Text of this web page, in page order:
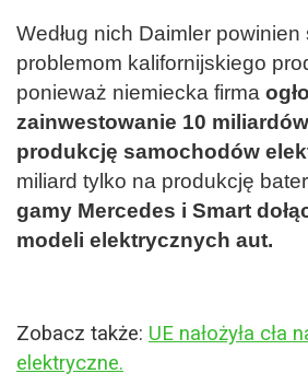
Według nich Daimler powinien
problemom kalifornijskiego
ponieważ niemiecka firma
zainwestowanie 10
produkcję samochodów
miliard tylko na produkcję
gamy Mercedes i Smart
modeli elektrycznych aut.
Zobacz także: UE nałożyła cła
elektryczne.